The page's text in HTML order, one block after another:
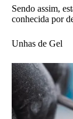
Sendo assim,
conhecida por
Unhas de Gel